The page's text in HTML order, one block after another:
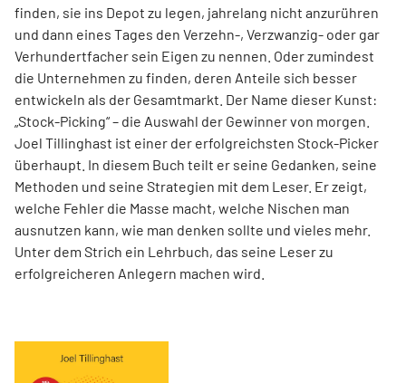
finden, sie ins Depot zu legen, jahrelang nicht anzurühren
und dann eines Tages den Verzehn-, Verzwanzig- oder gar
Verhundertfacher sein Eigen zu nennen. Oder zumindest
die Unternehmen zu finden, deren Anteile sich besser
entwickeln als der Gesamtmarkt. Der Name dieser Kunst:
„Stock-Picking“ – die Auswahl der Gewinner von morgen.
Joel Tillinghast ist einer der erfolgreichsten Stock-Picker
überhaupt. In diesem Buch teilt er seine Gedanken, seine
Methoden und seine Strategien mit dem Leser. Er zeigt,
welche Fehler die Masse macht, welche Nischen man
ausnutzen kann, wie man denken sollte und vieles mehr.
Unter dem Strich ein Lehrbuch, das seine Leser zu
erfolgreicheren Anlegern machen wird.